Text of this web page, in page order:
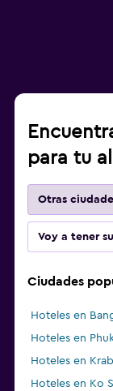
para tu
Otras
Voy a tener
Ciudades
Hoteles en
Hoteles en
Hoteles en
Hoteles en Ko